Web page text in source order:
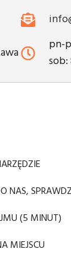
pn-
sob:
NAS,
(5 MINUT)
MIEJSCU